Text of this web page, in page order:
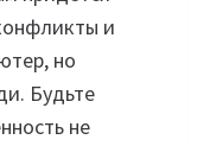
и
но
Будьте
не